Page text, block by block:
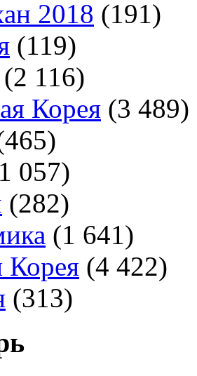
2018 (191)
(119)
(2 116)
Корея (3 489)
057)
(282)
(1 641)
(4 422)
(313)